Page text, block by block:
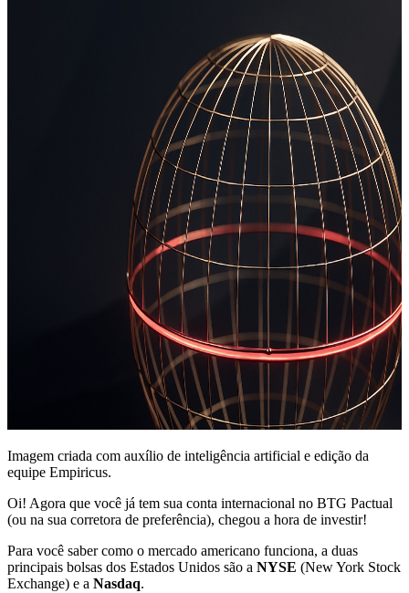
Imagem criada com auxílio de inteligência artificial e edição da
equipe Empiricus.
Oi! Agora que você já tem sua conta internacional no BTG Pactual
(ou na sua corretora de preferência), chegou a hora de investir!
Para você saber como o mercado americano funciona, a duas
principais bolsas dos Estados Unidos são a NYSE (New York Stock
Exchange) e a Nasdaq.